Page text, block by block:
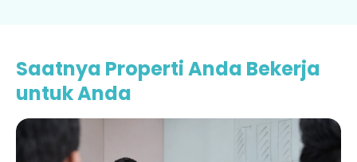
Saatnya Properti Anda Bekerja
untuk Anda